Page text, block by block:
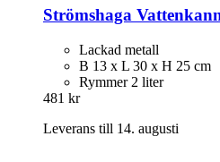
Strömshaga
Lackad metall
B 13 x L 30 x H 25 cm
Rymmer 2 liter
481 kr
Leverans till 14. augusti